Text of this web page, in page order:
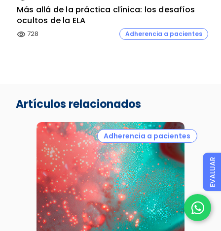
Más allá de la práctica clínica: los desafíos
ocultos de la ELA
visibility 728 Adherencia a pacientes
Artículos relacionados
Adherencia a pacientes
EVALUAR